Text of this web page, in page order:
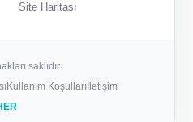
Site Haritası
saklıdır.
Kullanım Koşulları İletişim